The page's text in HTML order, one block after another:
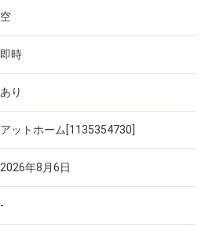
空
即時
あり
アットホーム[1135354730]
2026年8月6日
-